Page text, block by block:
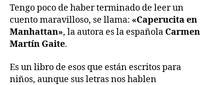
Tengo poco de haber terminado de leer un
cuento maravilloso, se llama: «Caperucita en
Manhattan», la autora es la española Carmen
Martín Gaite.
Es un libro de esos que están escritos para
niños, aunque sus letras nos hablen